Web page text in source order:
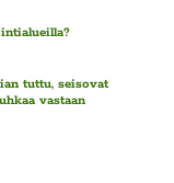
tuttu, seisovat
vastaan